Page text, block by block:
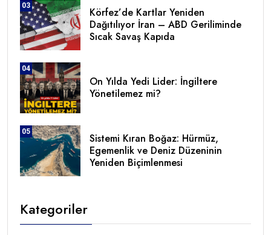
03
Körfez’de Kartlar Yeniden
Dağıtılıyor İran – ABD Geriliminde
Sıcak Savaş Kapıda
04
On Yılda Yedi Lider: İngiltere
Yönetilemez mi?
05
Sistemi Kıran Boğaz: Hürmüz,
Egemenlik ve Deniz Düzeninin
Yeniden Biçimlenmesi
Kategoriler